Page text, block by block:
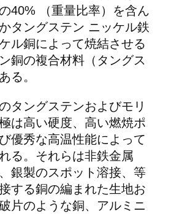
40% （重量比率）を含ん
タングステン ニッケル鉄
ル銅によって焼結させる
銅の複合材料（タングス
る。
タングステンおよびモリ
は高い硬度、高い燃焼ポ
優秀な高温性能によって
る。それらは非鉄金属
銀製のスポット溶接、等
する銅の編まれた生地お
片のような銅、アルミニ